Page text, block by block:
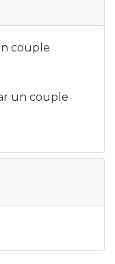
couple
un couple